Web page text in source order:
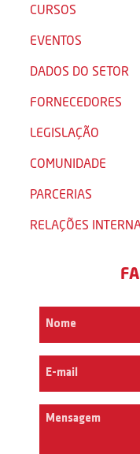
CURSOS
EVENTOS
DADOS DO SETOR
FORNECEDORES
LEGISLAÇÃO
COMUNIDADE
PARCERIAS
RELAÇÕES